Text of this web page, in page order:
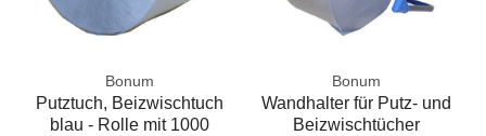
Bonum
Putztuch, Beizwischtuch
blau - Rolle mit 1000
Bonum
Wandhalter für Putz- und
Beizwischtücher